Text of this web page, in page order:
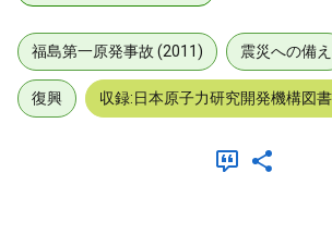
福島第一原発事故 (2011) 震災への備え
復興 収録:日本原子力研究開発機構図